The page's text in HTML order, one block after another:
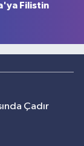
Filistin
Çadır